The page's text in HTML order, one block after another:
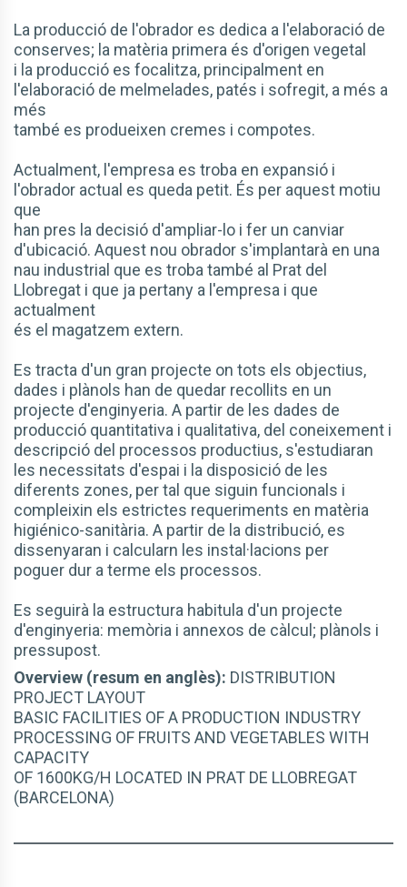
La producció de l'obrador es dedica a l'elaboració de
conserves; la matèria primera és d'origen vegetal
i la producció es focalitza, principalment en
l'elaboració de melmelades, patés i sofregit, a més a
més
també es produeixen cremes i compotes.
Actualment, l'empresa es troba en expansió i
l'obrador actual es queda petit. És per aquest motiu
que
han pres la decisió d'ampliar-lo i fer un canviar
d'ubicació. Aquest nou obrador s'implantarà en una
nau industrial que es troba també al Prat del
Llobregat i que ja pertany a l'empresa i que
actualment
és el magatzem extern.
Es tracta d'un gran projecte on tots els objectius,
dades i plànols han de quedar recollits en un
projecte d'enginyeria. A partir de les dades de
producció quantitativa i qualitativa, del coneixement i
descripció del processos productius, s'estudiaran
les necessitats d'espai i la disposició de les
diferents zones, per tal que siguin funcionals i
compleixin els estrictes requeriments en matèria
higiénico-sanitària. A partir de la distribució, es
dissenyaran i calcularn les instal·lacions per
poguer dur a terme els processos.
Es seguirà la estructura habitula d'un projecte
d'enginyeria: memòria i annexos de càlcul; plànols i
pressupost.
Overview (resum en anglès): DISTRIBUTION
PROJECT LAYOUT
BASIC FACILITIES OF A PRODUCTION INDUSTRY
PROCESSING OF FRUITS AND VEGETABLES WITH
CAPACITY
OF 1600KG/H LOCATED IN PRAT DE LLOBREGAT
(BARCELONA)